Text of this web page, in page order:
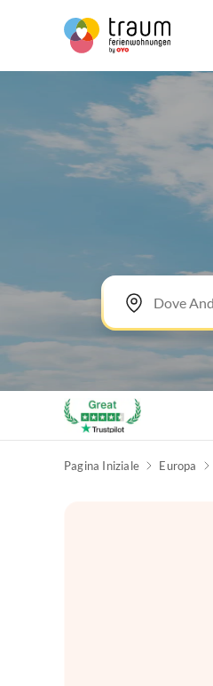
Pagina Iniziale Europa